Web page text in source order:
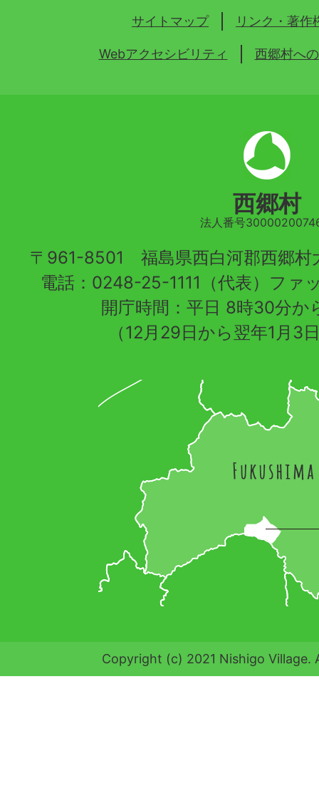
サイトマップ リンク・著作
Webアクセシビリティ 西郷村へ
西郷村
法人番号
〒961-8501 福島県西白河郡西郷村
電話：0248-25-1111（代表）フ
開庁時間：平日 8時30分か
（12月29日から翌年1月3
Copyright (c) 2021 Nishigo Village.